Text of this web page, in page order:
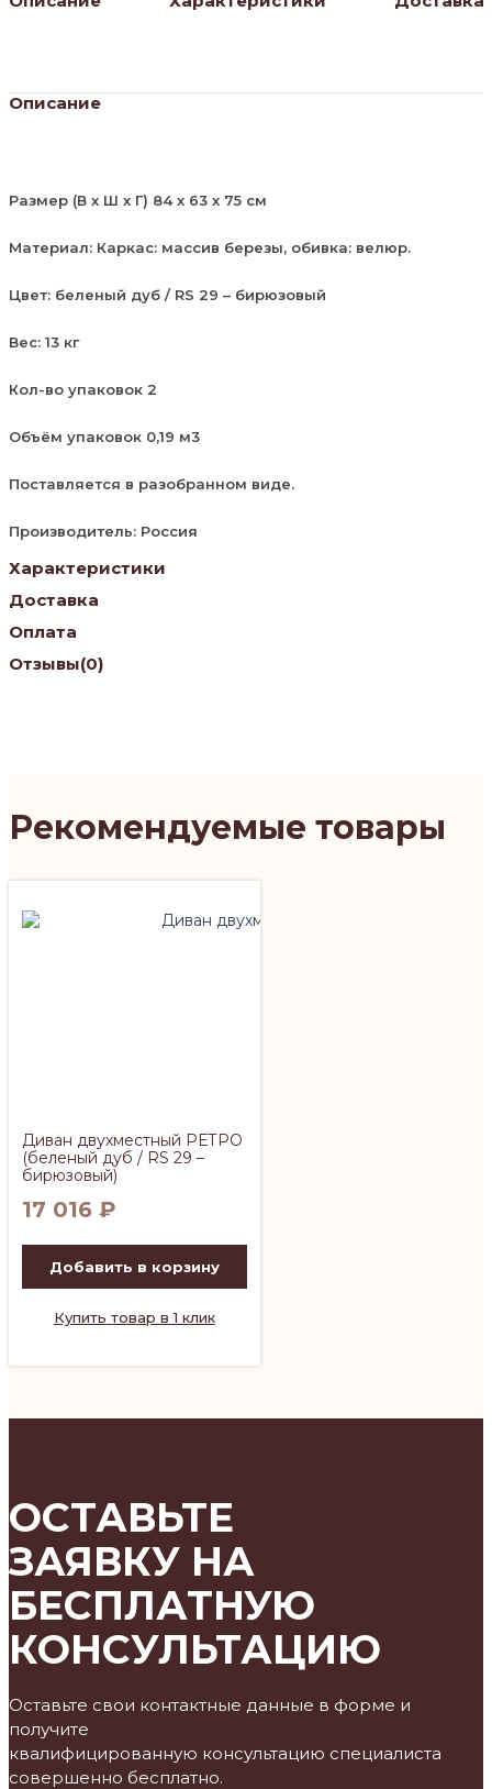
Описание
Размер (В х Ш х Г) 84 х 63 х 75 см
Материал: Каркас: массив березы, обивка: велюр.
Цвет: беленый дуб / RS 29 – бирюзовый
Вес: 13 кг
Кол-во упаковок 2
Объём упаковок 0,19 м3
Поставляется в разобранном виде.
Производитель: Россия
Характеристики
Доставка
Оплата
Отзывы(0)
Рекомендуемые товары
Диван двухместный РЕТРО
(беленый дуб / RS 29 –
бирюзовый)
17 016 ₽
Добавить в корзину
Купить товар в 1 клик
ОСТАВЬТЕ
ЗАЯВКУ НА
БЕСПЛАТНУЮ
КОНСУЛЬТАЦИЮ
Оставьте свои контактные данные в форме и
получите
квалифицированную консультацию специалиста
совершенно бесплатно.